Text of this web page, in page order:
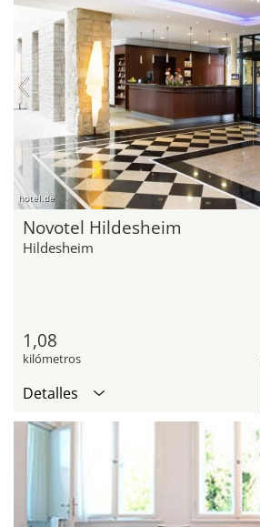
hotel.de
Novotel Hildesheim
Hildesheim
1,08
kilómetros
Detalles